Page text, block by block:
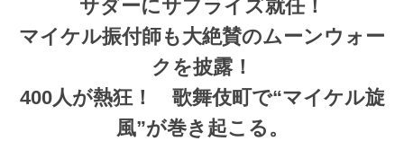
サダーにサプライズ就任！
マイケル振付師も大絶賛のムーンウォー
クを披露！
400人が熱狂！ 歌舞伎町で“マイケル旋
風”が巻き起こる。